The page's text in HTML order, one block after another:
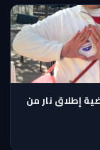
إطلاق نار من